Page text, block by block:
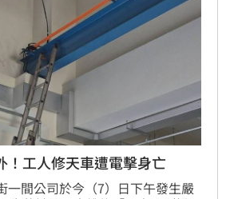
！工人修天車遭電擊身亡
一間公司於今（7）日下午發生嚴